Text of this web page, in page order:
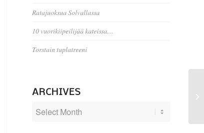
Ratajuoksua Solvallassa
10 vuorikiipeilijää kateissa…
Torstain tuplatreeni
ARCHIVES